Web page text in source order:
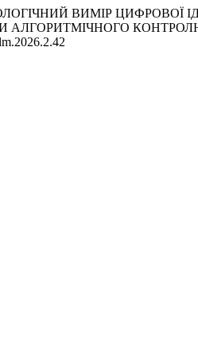
ВИМІР
АЛГОРИТМІЧНОГО